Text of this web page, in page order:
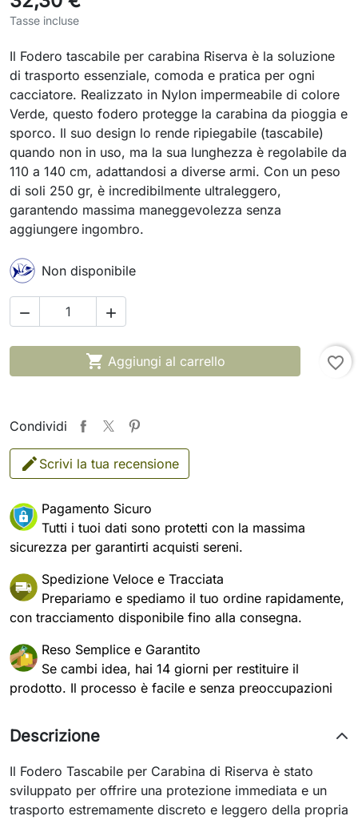
Tasse incluse
Il Fodero tascabile per carabina Riserva è la soluzione
di trasporto essenziale, comoda e pratica per ogni
cacciatore. Realizzato in Nylon impermeabile di colore
Verde, questo fodero protegge la carabina da pioggia e
sporco. Il suo design lo rende ripiegabile (tascabile)
quando non in uso, ma la sua lunghezza è regolabile da
110 a 140 cm, adattandosi a diverse armi. Con un peso
di soli 250 gr, è incredibilmente ultraleggero,
garantendo massima maneggevolezza senza
aggiungere ingombro.
Non disponibile
 
 Aggiungi al carrello favorite_border
Condividi
Scrivi la tua recensione
Pagamento Sicuro
Tutti i tuoi dati sono protetti con la massima
sicurezza per garantirti acquisti sereni.
Spedizione Veloce e Tracciata
Prepariamo e spediamo il tuo ordine rapidamente,
con tracciamento disponibile fino alla consegna.
Reso Semplice e Garantito
Se cambi idea, hai 14 giorni per restituire il
prodotto. Il processo è facile e senza preoccupazioni
Descrizione
Il Fodero Tascabile per Carabina di Riserva è stato
sviluppato per offrire una protezione immediata e un
trasporto estremamente discreto e leggero della propria